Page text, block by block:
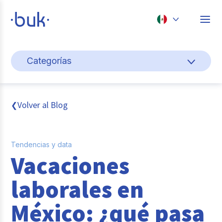
Perú
Categorías
Gestión de personas
Cultura y bienestar laboral
Transformación digital
Tendencias y data
Novedades
Entrevistas con expertos
❮Volver al Blog
Tendencias y data
Vacaciones
laborales en
México: ¿qué pasa